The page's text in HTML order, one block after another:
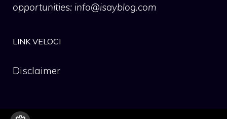
opportunities: info@isayblog.com
LINK VELOCI
Disclaimer